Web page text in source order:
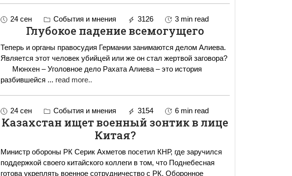
24 сен События и мнения 3126 3 min read
Глубокое падение всемогущего
Теперь и органы правосудия Германии занимаются делом Алиева.
Является этот человек убийцей или же он стал жертвой заговора?
разбившейся ... read more..
24 сен События и мнения 3154 6 min read
Казахстан ищет военный зонтик в лице
Китая?
Министр обороны РК Серик Ахметов посетил КНР, где заручился
поддержкой своего китайского коллеги в том, что Поднебесная
готова укреплять военное сотрудничество с РК. Оборонное